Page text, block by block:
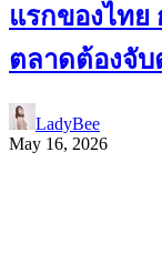
แรกของไท
ตลาดต้องจับ
LadyBee
May 16, 2026